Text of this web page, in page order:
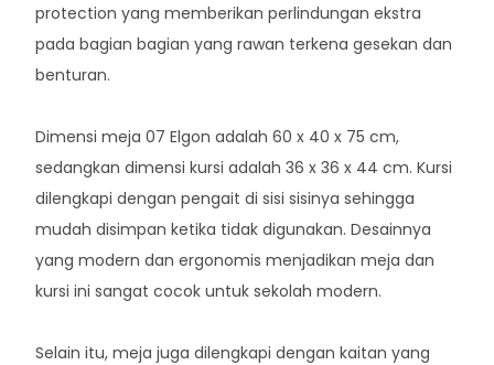
protection yang memberikan perlindungan ekstra
pada bagian bagian yang rawan terkena gesekan dan
benturan.
Dimensi meja 07 Elgon adalah 60 x 40 x 75 cm,
sedangkan dimensi kursi adalah 36 x 36 x 44 cm. Kursi
dilengkapi dengan pengait di sisi sisinya sehingga
mudah disimpan ketika tidak digunakan. Desainnya
yang modern dan ergonomis menjadikan meja dan
kursi ini sangat cocok untuk sekolah modern.
Selain itu, meja juga dilengkapi dengan kaitan yang